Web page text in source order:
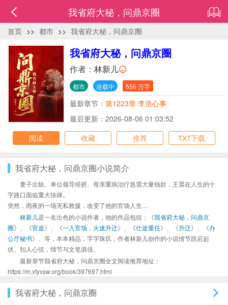
我省府大秘，问鼎京圈
首页 >> 都市 >> 我省府大秘，问鼎京圈
我省府大秘，问鼎京圈
作者： 林新儿
都市 连载中 556 万字
最新章节： 第1223章 李浩心事
最后更新：2026-08-06 01:03:52
阅读
收藏 推荐 TXT下载
我省府大秘，问鼎京圈小说简介
妻子出轨、单位领导排挤、母亲重病治疗急需大量钱款，王晨在人生的十
字路口面临重大抉择。
突然，雨夜的一场无私救援，改变了他的官场人生…
林新儿是一名出色的小说作者，他的作品包括：《我省府大秘，问鼎京
圈》、《官途》、《一入官场，火速升迁》、《仕途重任》、《升迁》、《办
公厅秘书》、等，本本精品，字字珠玑，作者林新儿创作的小说情节跌宕起
伏、扣人心弦，情节与文笔俱佳。
最新章节我省府大秘，问鼎京圈全文阅读推荐地址：
https://m.xtyxsw.org/book/397697.html
我省府大秘，问鼎京圈